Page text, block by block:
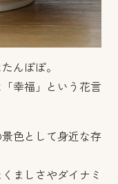
んぽぽ。
幸福」という花言
色として身近な存
ましさやダイナミ